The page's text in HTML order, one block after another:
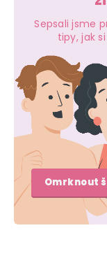
Sepsali jsme
tipy, jak
Omrknout